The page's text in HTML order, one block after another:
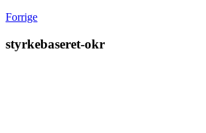
Forrige
styrkebaseret-okr